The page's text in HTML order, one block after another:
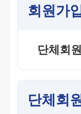
회원가
단체회
단체회